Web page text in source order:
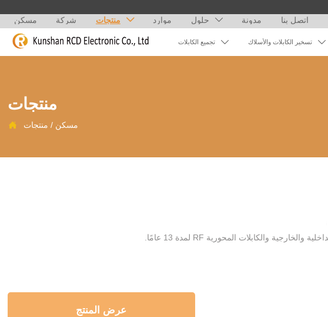
مسكن شركة منتجات  موارد حلول  مدونة اتصل بنا
تجميع الكابلات  تسخير الكابلات والأسلاك 
منتجات
 مسكن / منتجات
ركزت Kunshan ruichengda على تجميع ومعالجة وإنتاج العديد من الأجهزة الإلكترونية والهوائيات الداخلية والخارجية والكابلات المحورية RF لمدة 13 عامًا.
عرض المنتج